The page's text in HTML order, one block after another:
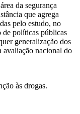
da segurança
que agrega
pelo estudo, no
de políticas públicas
generalização dos
avaliação nacional do
às drogas.